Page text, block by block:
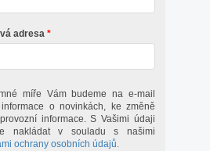
adresa
míře Vám budeme na e-mail
o novinkách, ke změně
informace. S Vašimi údaji
nakládat v souladu s našimi
ochrany osobních údajů.